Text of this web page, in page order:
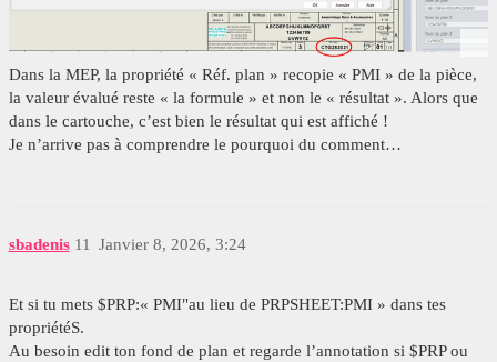
Dans la MEP, la propriété « Réf. plan » recopie « PMI » de la pièce,
la valeur évalué reste « la formule » et non le « résultat ». Alors que
dans le cartouche, c’est bien le résultat qui est affiché !
Je n’arrive pas à comprendre le pourquoi du comment…
sbadenis Janvier 8, 2026, 3:24
11
Et si tu mets $PRP:« PMI"au lieu de PRPSHEET:PMI » dans tes
propriétéS.
Au besoin edit ton fond de plan et regarde l’annotation si $PRP ou